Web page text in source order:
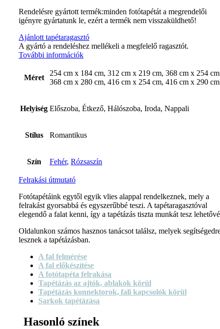
Rendelésre gyártott termék:minden fotótapétát a megrendelői
igényre gyártatunk le, ezért a termék nem visszaküldhető!
Ajánlott tapétaragasztó
A gyártó a rendeléshez mellékeli a megfelelő ragasztót.
További információk
Méret
254 cm x 184 cm, 312 cm x 219 cm, 368 cm x 254
368 cm x 280 cm, 416 cm x 254 cm, 416 cm x 290 cm
Helyiség Előszoba, Étkező, Hálószoba, Iroda, Nappali
Stílus Romantikus
Szín Fehér, Rózsaszín
Felrakási útmutató
Fotótapétáink egytől egyik vlies alappal rendelkeznek, mely a
felrakást gyorsabbá és egyszerűbbé teszi. A tapétaragasztóval
elegendő a falat kenni, így a tapétázás tiszta munkát tesz
Oldalunkon számos hasznos tanácsot találsz, melyek
lesznek a tapétázásban.
A fal felmérése
A fal előkészítése
A fotótapéta felrakása
Tapétázás az ajtók, ablakok körül
Tapétázás konnektorok, fali kapcsolók körül
Sarkok tapétázása
Hasonló színek